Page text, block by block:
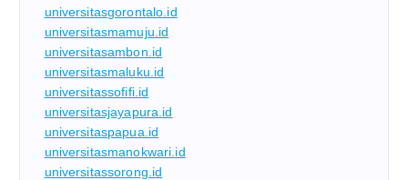
universitasgorontalo.id
universitasmamuju.id
universitasambon.id
universitasmaluku.id
universitassofifi.id
universitasjayapura.id
universitaspapua.id
universitasmanokwari.id
universitassorong.id